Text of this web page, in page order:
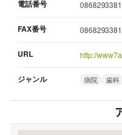
電話番号 0868293381
FAX番号 0868293381
URL http://
ジャンル 病院 歯科